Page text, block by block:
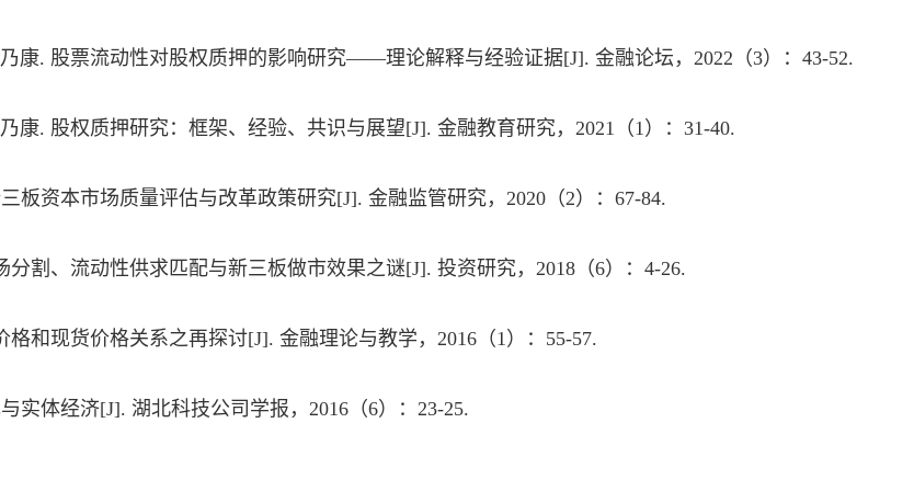
康. 股票流动性对股权质押的影响研究——理论解释与经验证据[J]. 金融论坛， 2022 （3）： 43-52.
康. 股权质押研究：框架、经验、共识与展望[J]. 金融教育研究， 2021 （1 ）： 31-40.
板资本市场质量评估与改革政策研究[J]. 金融监管研究， 2020 （2）： 67-84.
分割、流动性供求匹配与新三板做市效果之谜[J]. 投资研究， 2018 （6）： 4-26.
格和现货价格关系之再探讨[J]. 金融理论与教学， 2016 （1 ）： 55-57.
实体经济[J]. 湖北科技公司学报， 2016 （6）： 23-25.